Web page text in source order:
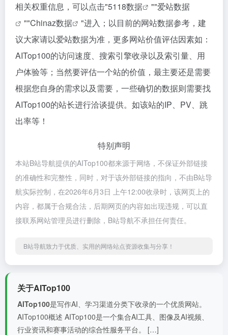
相关权重信息，可以点击"5118数据 ""爱站数据
""Chinaz数据
"进入；以目前的网站数据参考，建
议大家请以爱站数据为准，更多网站价值评估因素如：
AITop100的访问速度、搜索引擎收录以及索引量、用
户体验等；当然要评估一个站的价值，最主要还是需要
根据您自身的需求以及需要，一些确切的数据则需要找
AITop100的站长进行洽谈提供。如该站的IP、PV、跳
出率等！
特别声明
本站B站导航提供的AITop100都来源于网络，不保证外部链接
的准确性和完整性，同时，对于该外部链接的指向，不由B站导
航实际控制，在2026年6月3日 上午12:00收录时，该网页上的
内容，都属于合规合法，后期网页的内容如出现违规，可以直
接联系网站管理员进行删除，B站导航不承担任何责任。
B站导航致力于优质、实用的网络站点资源收集与分享！
关于AITop100
AITop100是写作AI、学习渠道分类下收录的一个优质网站。
AITop100概述 AITop100是一个集合AI工具、图像及AI视频、
行业资讯和赛事活动的综合性服务平台。 […]